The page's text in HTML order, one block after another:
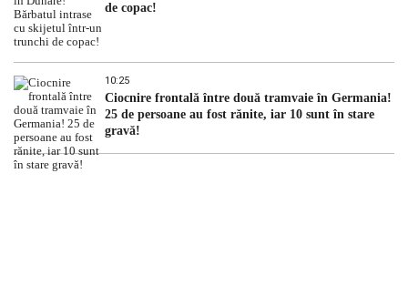
de copac!
10:25
Ciocnire frontală între două tramvaie în Germania!
25 de persoane au fost rănite, iar 10 sunt în stare
gravă!